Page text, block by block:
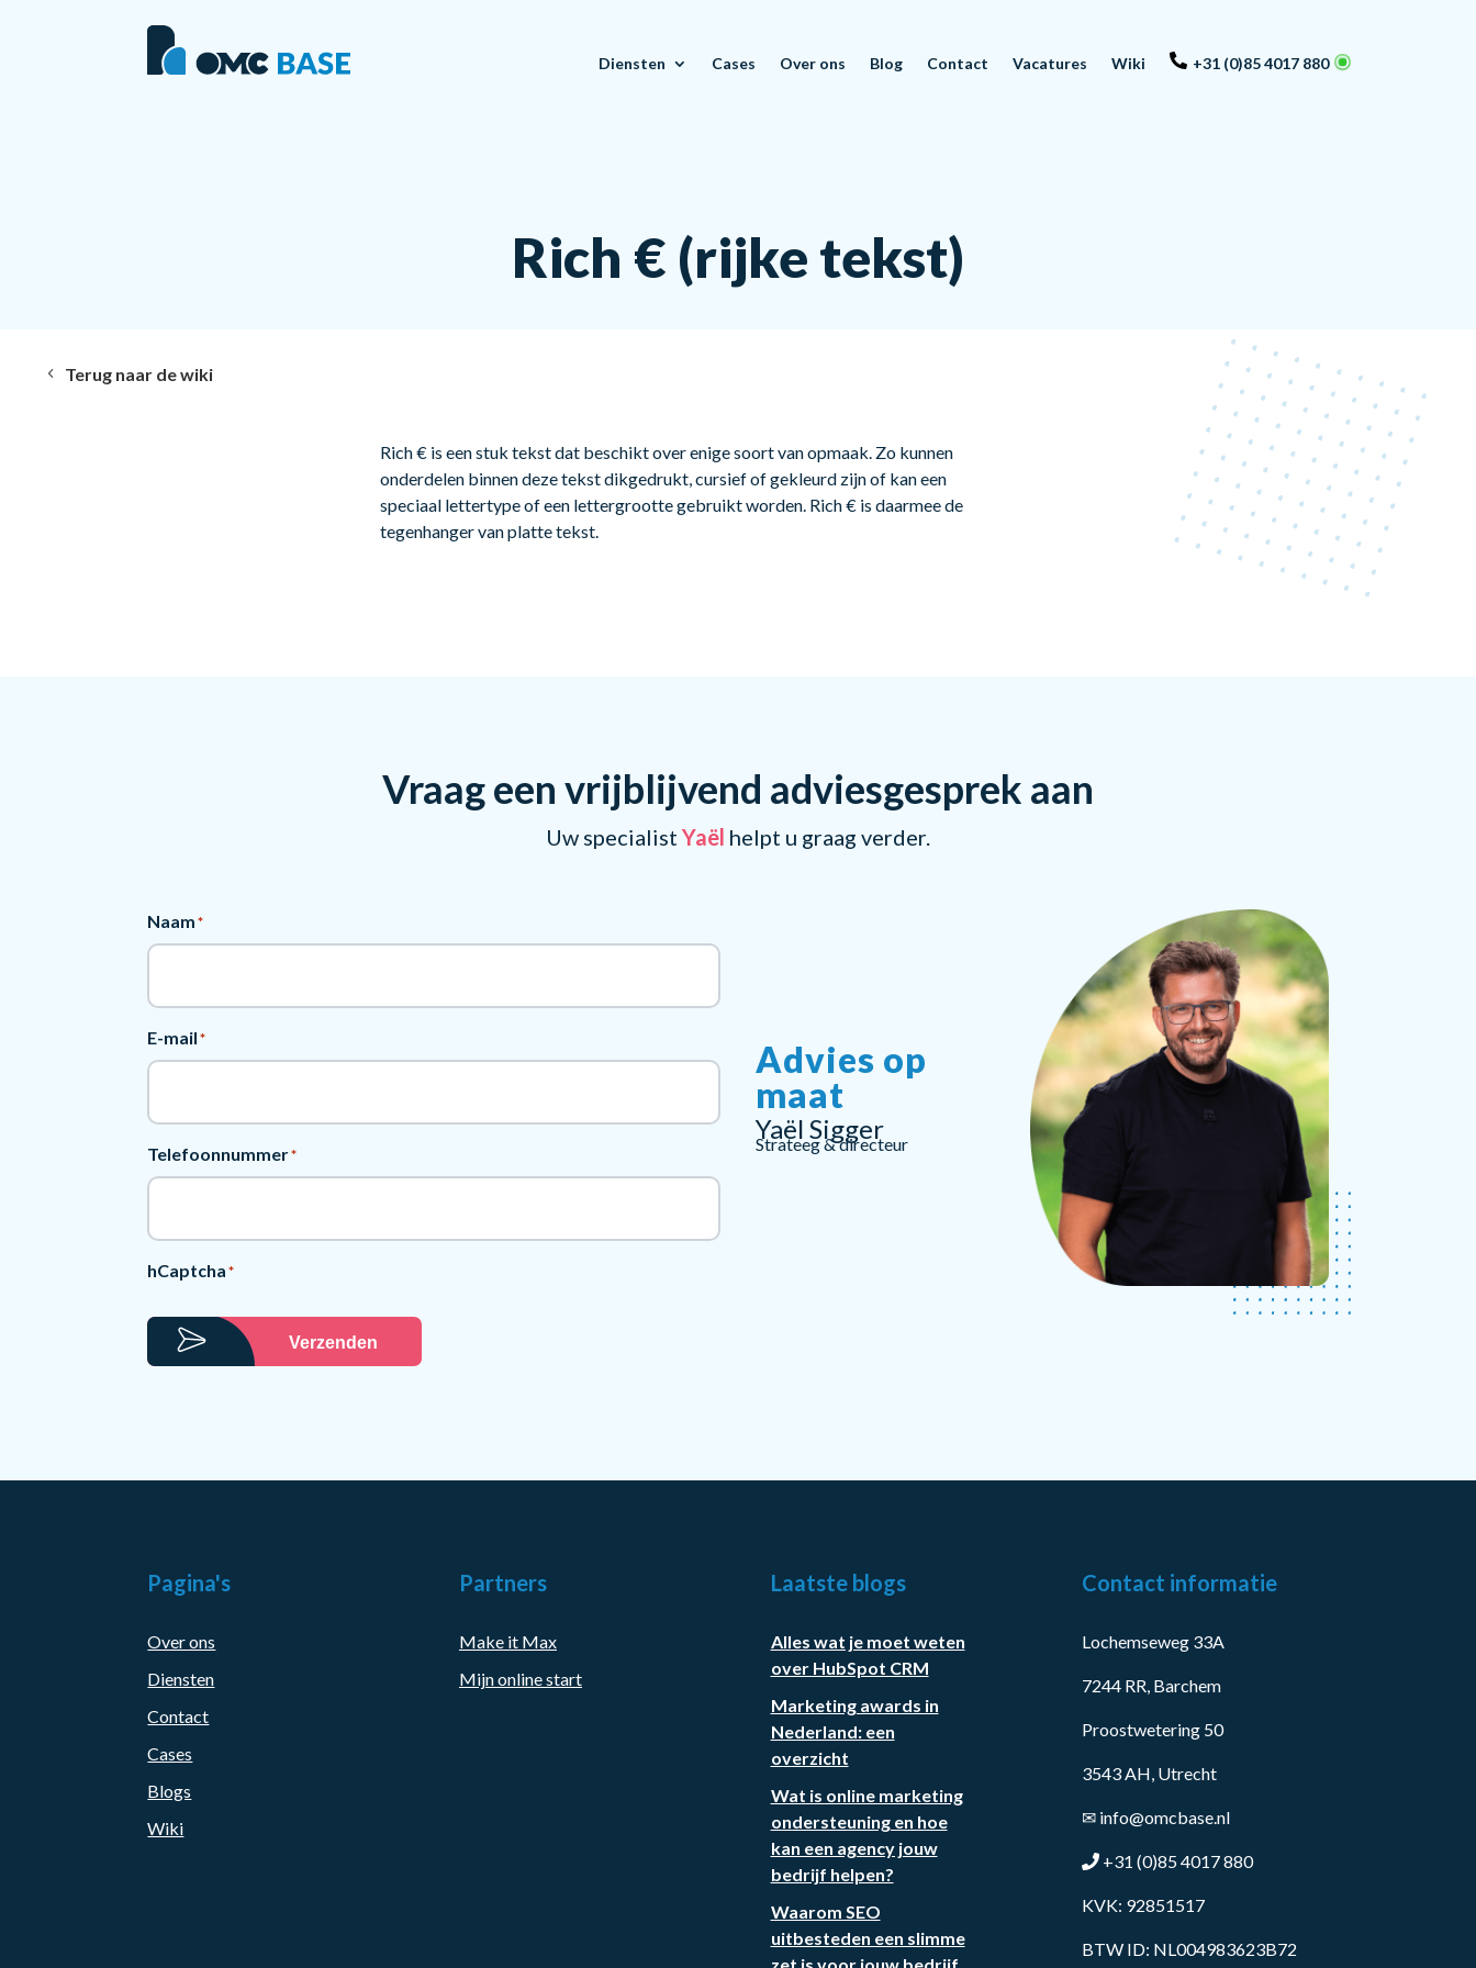
Diensten Cases Over ons Blog Contact Vacatures Wiki +31 (0)85 4017 880
Rich € (rijke tekst)
Terug naar de wiki
Rich € is een stuk tekst dat beschikt over enige soort van opmaak. Zo kunnen
onderdelen binnen deze tekst dikgedrukt, cursief of gekleurd zijn of kan een
speciaal lettertype of een lettergrootte gebruikt worden. Rich € is daarmee de
tegenhanger van platte tekst.
Vraag een vrijblijvend adviesgesprek aan
Uw specialist Yaël helpt u graag verder.
Naam *
E-mail *
Telefoonnummer*
hCaptcha *
Verzenden
Advies op
maat
Yaël Sigger
Strateeg & directeur
Pagina's
Over ons
Diensten
Contact
Cases
Blogs
Wiki
Partners
Make it Max
Mijn online start
Laatste blogs
Alles wat je moet weten
over HubSpot CRM
Marketing awards in
Nederland: een
overzicht
Wat is online marketing
ondersteuning en hoe
kan een agency jouw
bedrijf helpen?
Waarom SEO
uitbesteden een slimme
zet is voor jouw bedrijf
Contact informatie
Lochemseweg 33A
7244 RR, Barchem
Proostwetering 50
3543 AH, Utrecht
✉ info@omcbase.nl
+31 (0)85 4017 880
KVK: 92851517
BTW ID: NL004983623B72